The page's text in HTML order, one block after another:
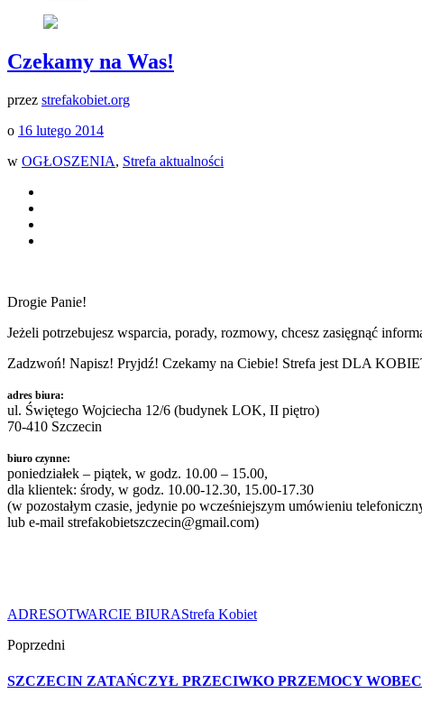
Czekamy na Was!
przez strefakobiet.org
o 16 lutego 2014
w OGŁOSZENIA, Strefa aktualności
Drogie Panie!
Jeżeli potrzebujesz wsparcia, porady, rozmowy, chcesz zasięgnąć
Zadzwoń! Napisz! Pryjdź! Czekamy na Ciebie! Strefa jest DLA
adres biura:
ul. Świętego Wojciecha 12/6 (budynek LOK, II piętro)
70-410 Szczecin
biuro czynne:
poniedziałek – piątek, w godz. 10.00 – 15.00,
dla klientek: środy, w godz. 10.00-12.30, 15.00-17.30
(w pozostałym czasie, jedynie po wcześniejszym umówieniu
lub e-mail strefakobietszczecin@gmail.com)
ADRESOTWARCIE BIURAStrefa Kobiet
Poprzedni
SZCZECIN ZATAŃCZYŁ PRZECIWKO PRZEMOCY